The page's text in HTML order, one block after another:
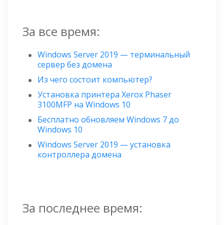
За все время:
Windows Server 2019 — терминальный
сервер без домена
Из чего состоит компьютер?
Установка принтера Xerox Phaser
3100MFP на Windows 10
Бесплатно обновляем Windows 7 до
Windows 10
Windows Server 2019 — установка
контроллера домена
За последнее время: